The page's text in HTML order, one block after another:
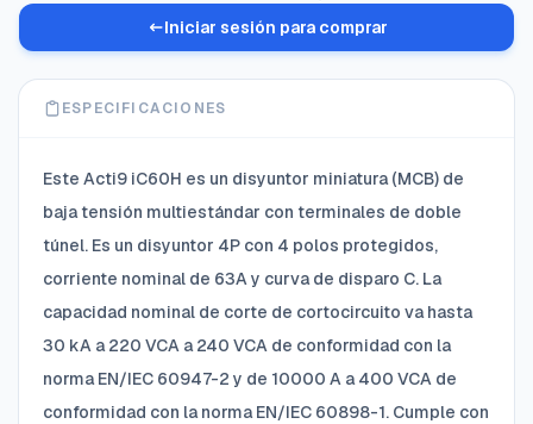
Iniciar sesión para comprar
ESPECIFICACIONES
Este Acti9 iC60H es un disyuntor miniatura (MCB) de
baja tensión multiestándar con terminales de doble
túnel. Es un disyuntor 4P con 4 polos protegidos,
corriente nominal de 63A y curva de disparo C. La
capacidad nominal de corte de cortocircuito va hasta
30 kA a 220 VCA a 240 VCA de conformidad con la
norma EN/IEC 60947-2 y de 10000 A a 400 VCA de
conformidad con la norma EN/IEC 60898-1. Cumple con